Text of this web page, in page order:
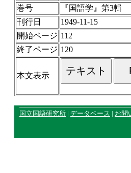
巻号
『国語学』第3輯
刊行日
1949-11-15
開始ページ 112
終了ページ 120
本文表示
国立国語研究所 | データベース | お問